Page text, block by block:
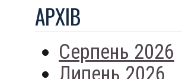
АРХIВ
Серпень 2026
Липень 2026